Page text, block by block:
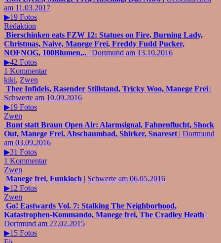
am 11.03.2017
▶19 Fotos
Redaktion
Bierschinken eats FZW 12: Statues on Fire, Burning Lady,
Christmas, Naive, Manege Frei, Freddy Fudd Pucker,
NOFNOG, 100Blumen,.. | Dortmund am 13.10.2016
▶42 Fotos
1 Kommentar
kiki, Zwen
Thee Infidels, Rasender Stillstand, Tricky Woo, Manege Frei |
Schwerte am 10.09.2016
▶19 Fotos
Zwen
Bunt statt Braun Open Air: Alarmsignal, Fahnenflucht, Shock
Out, Manege Frei, Abschaumbad, Shirker, Snareset | Dortmund
am 03.09.2016
▶31 Fotos
1 Kommentar
Zwen
Manege frei, Funkloch | Schwerte am 06.05.2016
▶12 Fotos
Zwen
Go! Eastwards Vol. 7: Stalking The Neighborhood,
Katastrophen-Kommando, Manege frei, The Cradley Heath |
Dortmund am 27.02.2015
▶15 Fotos